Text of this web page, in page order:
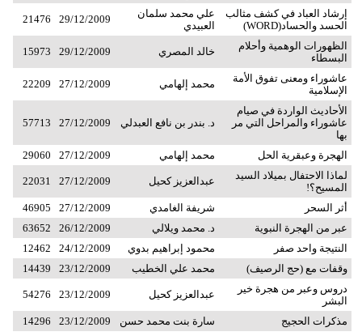
إرشاد العباد في كشف مثالب
الحسد والحساد(WORD)
علي محمد سلمان
العبيدي
29/12/2009
21476
الظهورات الوهمية وأحلام
البسطاء
خالد المصري 29/12/2009
15973
عاشوراء ومعنى تفوق الأمة
الإسلامية
محمد إلهامي 27/12/2009
22209
الأحاديث الواردة في صيام
عاشوراء والمراحل التي مر
بها
د. بندر بن نافع العبدلي 27/12/2009
57713
الهجرة وعبقرية الحل محمد إلهامي 27/12/2009
29060
لماذا الاحتفال بميلاد السيد
المسيح؟!
عبدالعزيز كحيل 27/12/2009
22031
أثر السحر شريفة الغامدي 27/12/2009
46905
عبر من الهجرة النبوية
د. محمد ويلالي 26/12/2009
63652
النتيجة واحد صفر
محمود إبراهيم بدوي 24/12/2009
12462
وقفات مع (حج الرصيف)
محمد علي الخطيب 23/12/2009
14439
دروس وعبر من هجرة خير
البشر
عبدالعزيز كحيل 23/12/2009
54276
مذكرات الحجيج سارة بنت محمد حسن 23/12/2009
14296